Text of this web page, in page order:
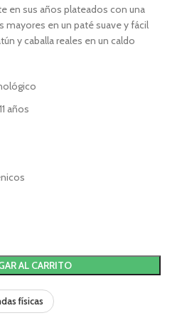
en sus años plateados con una
mayores en un paté suave y fácil
y caballa reales en un caldo
años
AL CARRITO
físicas